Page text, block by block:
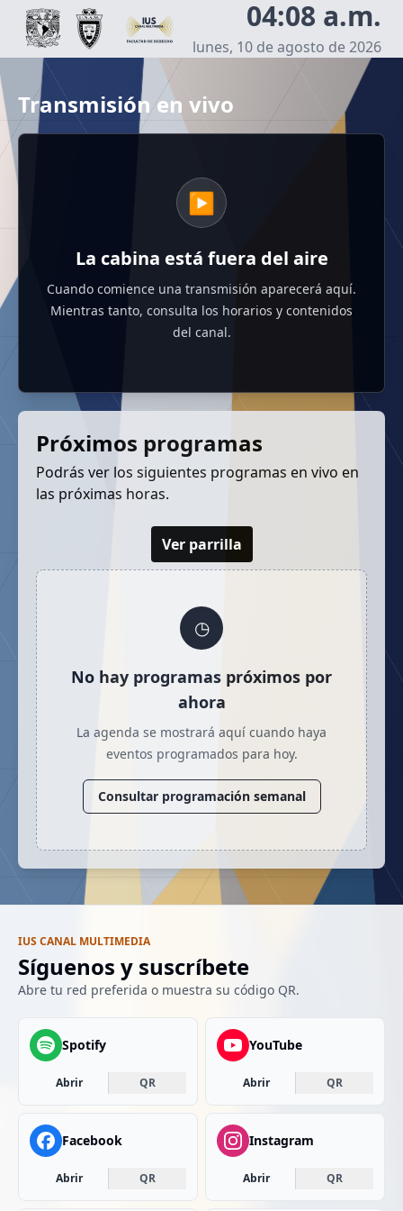
04:08 a.m.
lunes, 10 de agosto de 2026
Transmisión en vivo
▶
La cabina está fuera del aire
Cuando comience una transmisión aparecerá aquí.
Mientras tanto, consulta los horarios y contenidos
del canal.
Próximos programas
Podrás ver los siguientes programas en vivo en
las próximas horas.
Ver parrilla
◷
No hay programas próximos por
ahora
La agenda se mostrará aquí cuando haya
eventos programados para hoy.
Consultar programación semanal
IUS CANAL MULTIMEDIA
Síguenos y suscríbete
Abre tu red preferida o muestra su código QR.
Spotify
Abrir QR
YouTube
Abrir QR
Facebook
Abrir QR
Instagram
Abrir QR